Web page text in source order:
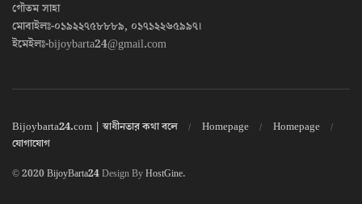
গৌতম সাহা
মোবাইলঃ-০১৯২২৭৫৮৮৮৯, ০১৭১২২৬৫৯৯৭।
ইমেইলঃ-bijoybarta24@gmail.com
Bijoybarta24.com | স্বাধীনতার কথা বলে Homepage
Homepage
যোগাযোগ
© 2020BijoyBarta24Design ByHostGine.